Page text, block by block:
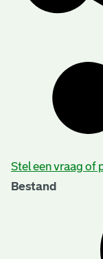
Stel een vraag of
Bestand